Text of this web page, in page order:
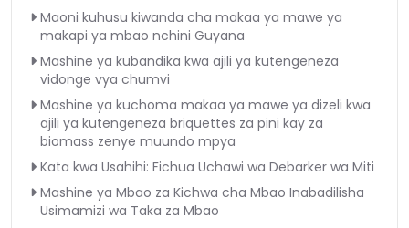
Maoni kuhusu kiwanda cha makaa ya mawe ya
makapi ya mbao nchini Guyana
Mashine ya kubandika kwa ajili ya kutengeneza
vidonge vya chumvi
Mashine ya kuchoma makaa ya mawe ya dizeli kwa
ajili ya kutengeneza briquettes za pini kay za
biomass zenye muundo mpya
Kata kwa Usahihi: Fichua Uchawi wa Debarker wa Miti
Mashine ya Mbao za Kichwa cha Mbao Inabadilisha
Usimamizi wa Taka za Mbao